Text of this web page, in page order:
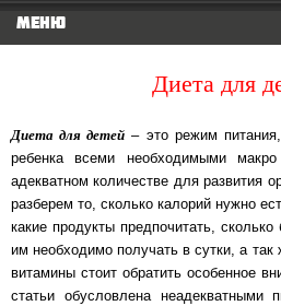
МЕНЮ
Диета для
Диета для детей – это режим
ребенка всеми не­об­хо­ди­мы­ми
адекватном количестве для развития
разберем то, сколько калорий нужно
ка­кие продукты предпочитать,
им не­об­хо­ди­мо по­лу­чать в сутки, а
витамины стоит обратить осо­бен­ное
статьи обусловлена не­адек­ват­ны­ми